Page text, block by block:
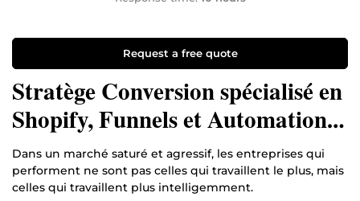
Request a free quote
Stratège Conversion spécialisé en
Shopify, Funnels et Automations
haut de gamme.
Dans un marché saturé et agressif, les entreprises qui
performent ne sont pas celles qui travaillent le plus, mais
celles qui travaillent plus intelligemment.